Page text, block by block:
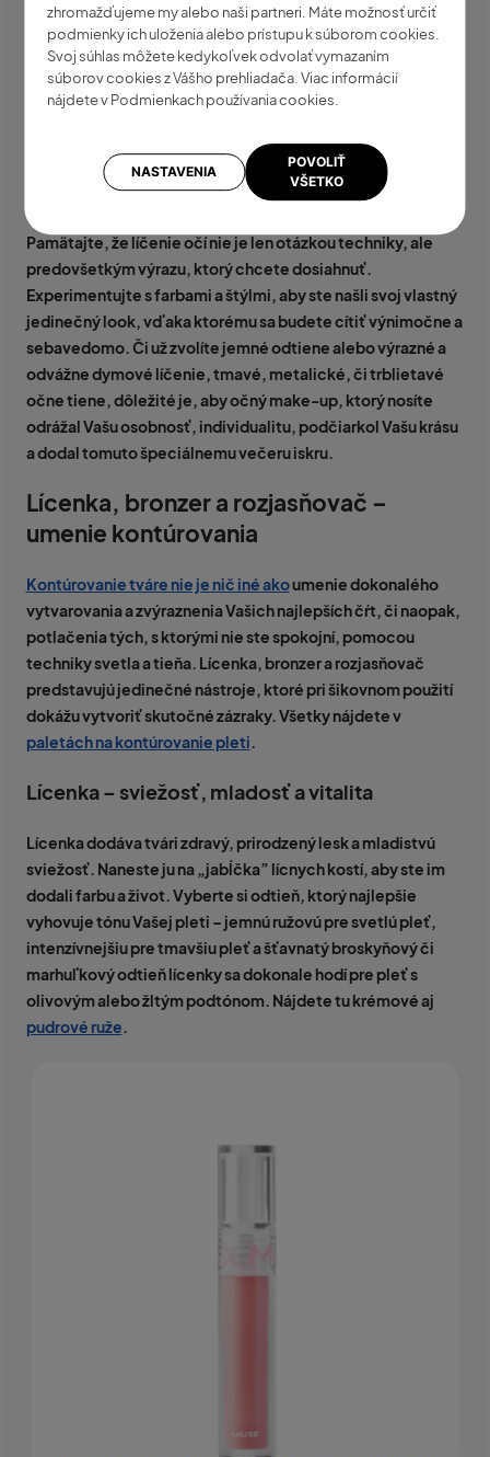
zhromažďujeme my alebo naši partneri. Máte možnosť určiť
podmienky ich uloženia alebo prístupu k súborom cookies.
Svoj súhlas môžete kedykoľvek odvolať vymazaním
súborov cookies z Vášho prehliadača. Viac informácií
nájdete v Podmienkach používania cookies.
NASTAVENIA
POVOLIŤ
VŠETKO
PRODUKT JE DOČASNE NEDOSTUPNÝ
Pamätajte, že líčenie očí nie je len otázkou techniky, ale
predovšetkým výrazu, ktorý chcete dosiahnuť.
Experimentujte s farbami a štýlmi, aby ste našli svoj vlastný
jedinečný look, vďaka ktorému sa budete cítiť výnimočne a
sebavedomo. Či už zvolíte jemné odtiene alebo výrazné a
odvážne dymové líčenie, tmavé, metalické, či trblietavé
očne tiene, dôležité je, aby očný make-up, ktorý nosíte
odrážal Vašu osobnosť, individualitu, podčiarkol Vašu krásu
a dodal tomuto špeciálnemu večeru iskru.
Lícenka, bronzer a rozjasňovač –
umenie kontúrovania
Kontúrovanie tváre nie je nič iné akoumenie dokonalého
vytvarovania a zvýraznenia Vašich najlepších čŕt, či naopak,
potlačenia tých, s ktorými nie ste spokojní, pomocou
techniky svetla a tieňa. Lícenka, bronzer a rozjasňovač
predstavujú jedinečné nástroje, ktoré pri šikovnom použití
dokážu vytvoriť skutočné zázraky. Všetky nájdete v
paletách na kontúrovanie pleti.
Lícenka – sviežosť, mladosť a vitalita
Lícenka dodáva tvári zdravý, prirodzený lesk a mladistvú
sviežosť. Naneste ju na „jabĺčka” lícnych kostí, aby ste im
dodali farbu a život. Vyberte si odtieň, ktorý najlepšie
vyhovuje tónu Vašej pleti – jemnú ružovú pre svetlú pleť,
intenzívnejšiu pre tmavšiu pleť a šťavnatý broskyňový či
marhuľkový odtieň lícenky sa dokonale hodí pre pleť s
olivovým alebo žltým podtónom. Nájdete tu krémové aj
pudrové ruže.